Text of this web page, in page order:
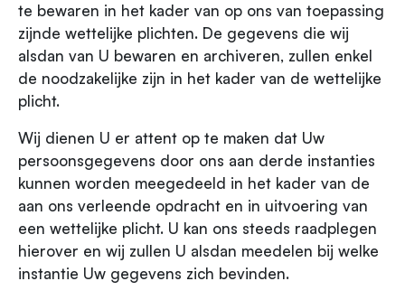
te bewaren in het kader van op ons van toepassing
zijnde wettelijke plichten. De gegevens die wij
alsdan van U bewaren en archiveren, zullen enkel
de noodzakelijke zijn in het kader van de wettelijke
plicht.
Wij dienen U er attent op te maken dat Uw
persoonsgegevens door ons aan derde instanties
kunnen worden meegedeeld in het kader van de
aan ons verleende opdracht en in uitvoering van
een wettelijke plicht. U kan ons steeds raadplegen
hierover en wij zullen U alsdan meedelen bij welke
instantie Uw gegevens zich bevinden.